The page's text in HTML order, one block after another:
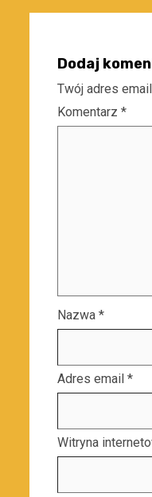
Dodaj
Twój adres
Komentarz *
Nazwa *
Adres email *
Witryna